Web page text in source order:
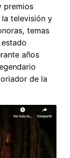
premios
televisión y
temas
años
de la